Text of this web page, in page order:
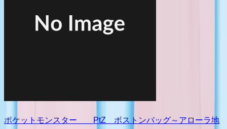
ポケットモンスター PtZ ボストンバッグ～アローラ地